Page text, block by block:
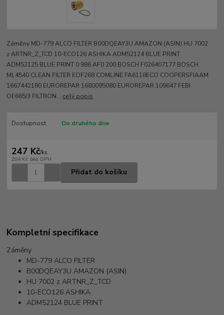
Záměny MD-779 ALCO FILTER B00DQEAY3U AMAZON (ASIN) HU 7002
z ARTNR_Z_TCD 10-ECO126 ASHIKA ADM52124 BLUE PRINT
ADM52125 BLUE PRINT 0 986 AF0 200 BOSCH F026407177 BOSCH
ML4540 CLEAN FILTER EOF268 COMLINE FA6118ECO COOPERSFIAAM
1667442180 EUROREPAR 1680095080 EUROREPAR 109647 FEBI
OE665/3 FILTRON... celý popis
Dostupnost Do druhého dne
247 Kč/ks
204 Kč bez DPH
Přidat do košíku
Kompletní specifikace
Záměny
MD-779 ALCO FILTER
B00DQEAY3U AMAZON (ASIN)
HU 7002 z ARTNR_Z_TCD
10-ECO126 ASHIKA
ADM52124 BLUE PRINT